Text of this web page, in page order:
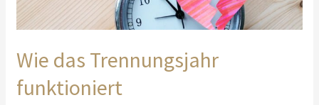
Wie das Trennungsjahr
funktioniert